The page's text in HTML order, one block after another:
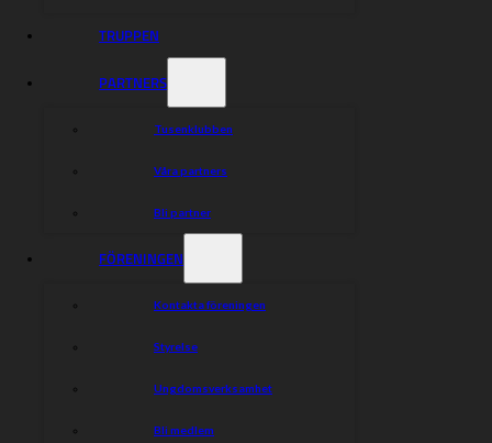
TRUPPEN
PARTNERS
Tusenklubben
Våra partners
Bli partner
FÖRENINGEN
Kontakta föreningen
Styrelse
Ungdomsverksamhet
Bli medlem